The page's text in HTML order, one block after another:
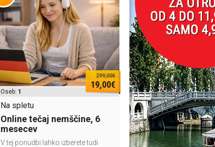
299,00€
19,00€
Oseb: 1
Na spletu
Online tečaj nemščine, 6
mesecev
V tej ponudbi lahko izberete tudi